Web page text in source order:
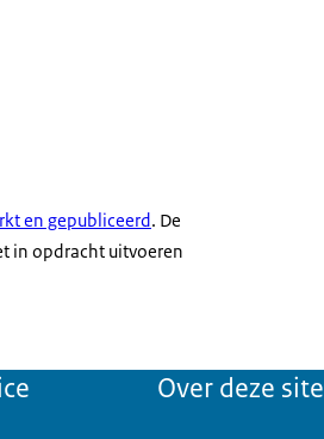
en gepubliceerd. De
in opdracht uitvoeren
Over deze site